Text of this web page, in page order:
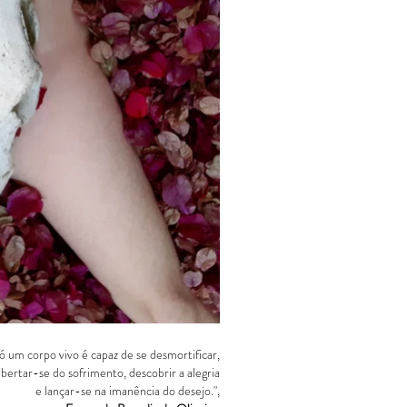
corpo vivo é capaz de se desmortificar,
se do sofrimento,descobrir a alegria
e lançar-se na imanência do desejo.",